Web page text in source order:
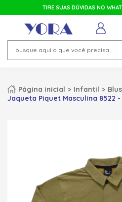
TIRE SUAS DÚVIDAS NO
Página inicial Infantil
Jaqueta Piquet Masculina 8522